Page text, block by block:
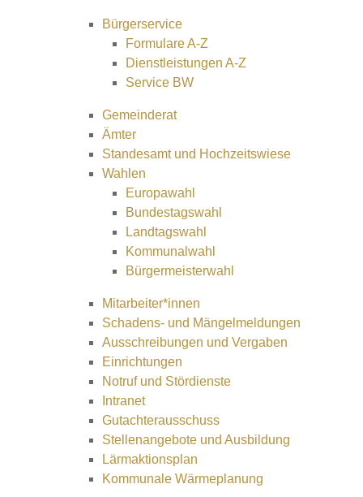
Bürgerservice
Formulare A-Z
Dienstleistungen A-Z
Service BW
Gemeinderat
Ämter
Standesamt und Hochzeitswiese
Wahlen
Europawahl
Bundestagswahl
Landtagswahl
Kommunalwahl
Bürgermeisterwahl
Mitarbeiter*innen
Schadens- und Mängelmeldungen
Ausschreibungen und Vergaben
Einrichtungen
Notruf und Stördienste
Intranet
Gutachterausschuss
Stellenangebote und Ausbildung
Lärmaktionsplan
Kommunale Wärmeplanung